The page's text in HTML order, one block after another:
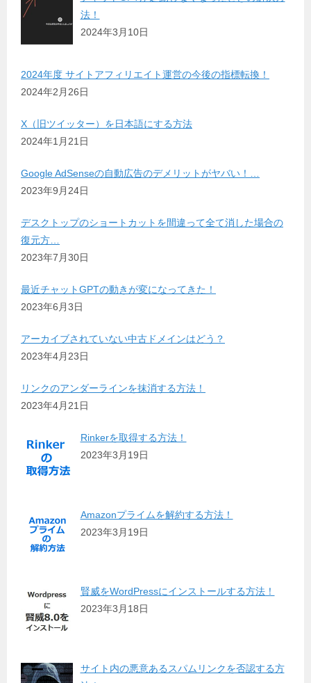
法！
2024年3月10日
2024年度 サイトアフィリエイト運営の今後の指標転換！
2024年2月26日
X（旧ツイッター）を日本語にする方法
2024年1月21日
Google AdSenseの自動広告のデメリットがヤバい！…
2023年9月24日
デスクトップのショートカットを間違って全て消した場合の
復元方…
2023年7月30日
最近チャットGPTの動きが変になってきた！
2023年6月3日
アーカイブされていない中古ドメインはどう？
2023年4月23日
リンクのアンダーラインを抹消する方法！
2023年4月21日
Rinkerを取得する方法！
2023年3月19日
Amazonプライムを解約する方法！
2023年3月19日
賢威をWordPressにインストールする方法！
2023年3月18日
サイト内の悪意あるスパムリンクを否認する方